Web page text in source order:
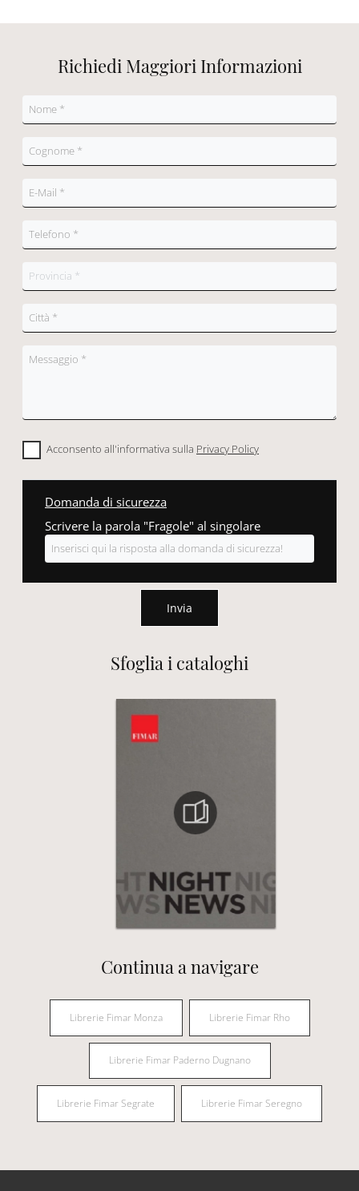
Sfoglia i cataloghi
Continua a navigare
Librerie Fimar Monza Librerie Fimar Rho
Librerie Fimar Paderno Dugnano
Librerie Fimar Segrate Librerie Fimar Seregno
Richiedi Maggiori Informazioni
Acconsento all'informativa sulla Privacy Policy
Domanda di sicurezza
Scrivere la parola "Fragole" al singolare
Invia